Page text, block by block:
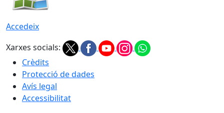
Accedeix
Xarxes socials:
Crèdits
Protecció de dades
Avís legal
Accessibilitat